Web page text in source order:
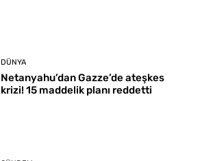
DÜNYA
Netanyahu’dan Gazze’de ateşkes
krizi! 15 maddelik planı reddetti